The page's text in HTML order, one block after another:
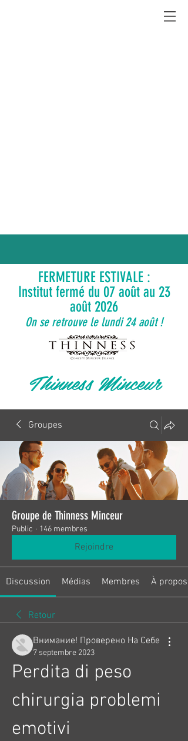
FERMETURE ESTIVALE :
Institut fermé du 07 août au 23
août 2026
On se retrouve le lundi 24 août !
Thinness Minceur
Groupes
Groupe de Thinness Minceur
Public · 146 membres
Rejoindre
Discussion Médias Membres À propos
Retour
Внимание! Проверено На Себе
7 septembre 2023
Perdita di peso
chirurgia problemi
emotivi